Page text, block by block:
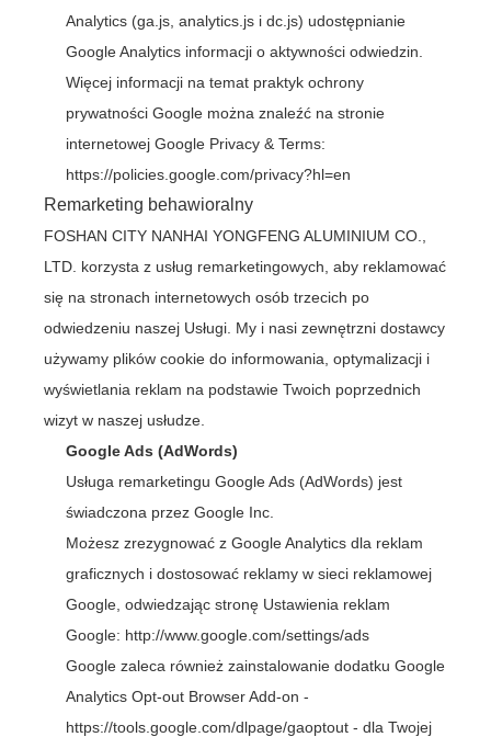
Analytics (ga.js, analytics.js i dc.js) udostępnianie
Google Analytics informacji o aktywności odwiedzin.
Więcej informacji na temat praktyk ochrony
prywatności Google można znaleźć na stronie
internetowej Google Privacy & Terms:
https://policies.google.com/privacy?hl=en
Remarketing behawioralny
FOSHAN CITY NANHAI YONGFENG ALUMINIUM CO.,
LTD. korzysta z usług remarketingowych, aby reklamować
się na stronach internetowych osób trzecich po
odwiedzeniu naszej Usługi. My i nasi zewnętrzni dostawcy
używamy plików cookie do informowania, optymalizacji i
wyświetlania reklam na podstawie Twoich poprzednich
wizyt w naszej usłudze.
Google Ads (AdWords)
Usługa remarketingu Google Ads (AdWords) jest
świadczona przez Google Inc.
Możesz zrezygnować z Google Analytics dla reklam
graficznych i dostosować reklamy w sieci reklamowej
Google, odwiedzając stronę Ustawienia reklam
Google: http://www.google.com/settings/ads
Google zaleca również zainstalowanie dodatku Google
Analytics Opt-out Browser Add-on -
https://tools.google.com/dlpage/gaoptout - dla Twojej